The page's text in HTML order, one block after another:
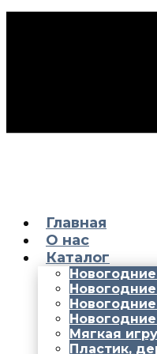
Главная
О нас
Каталог
Мягкая
Пластик,